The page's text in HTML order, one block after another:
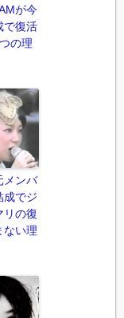
が今
で復活
の理
メンバ
成でジ
リの復
ない理